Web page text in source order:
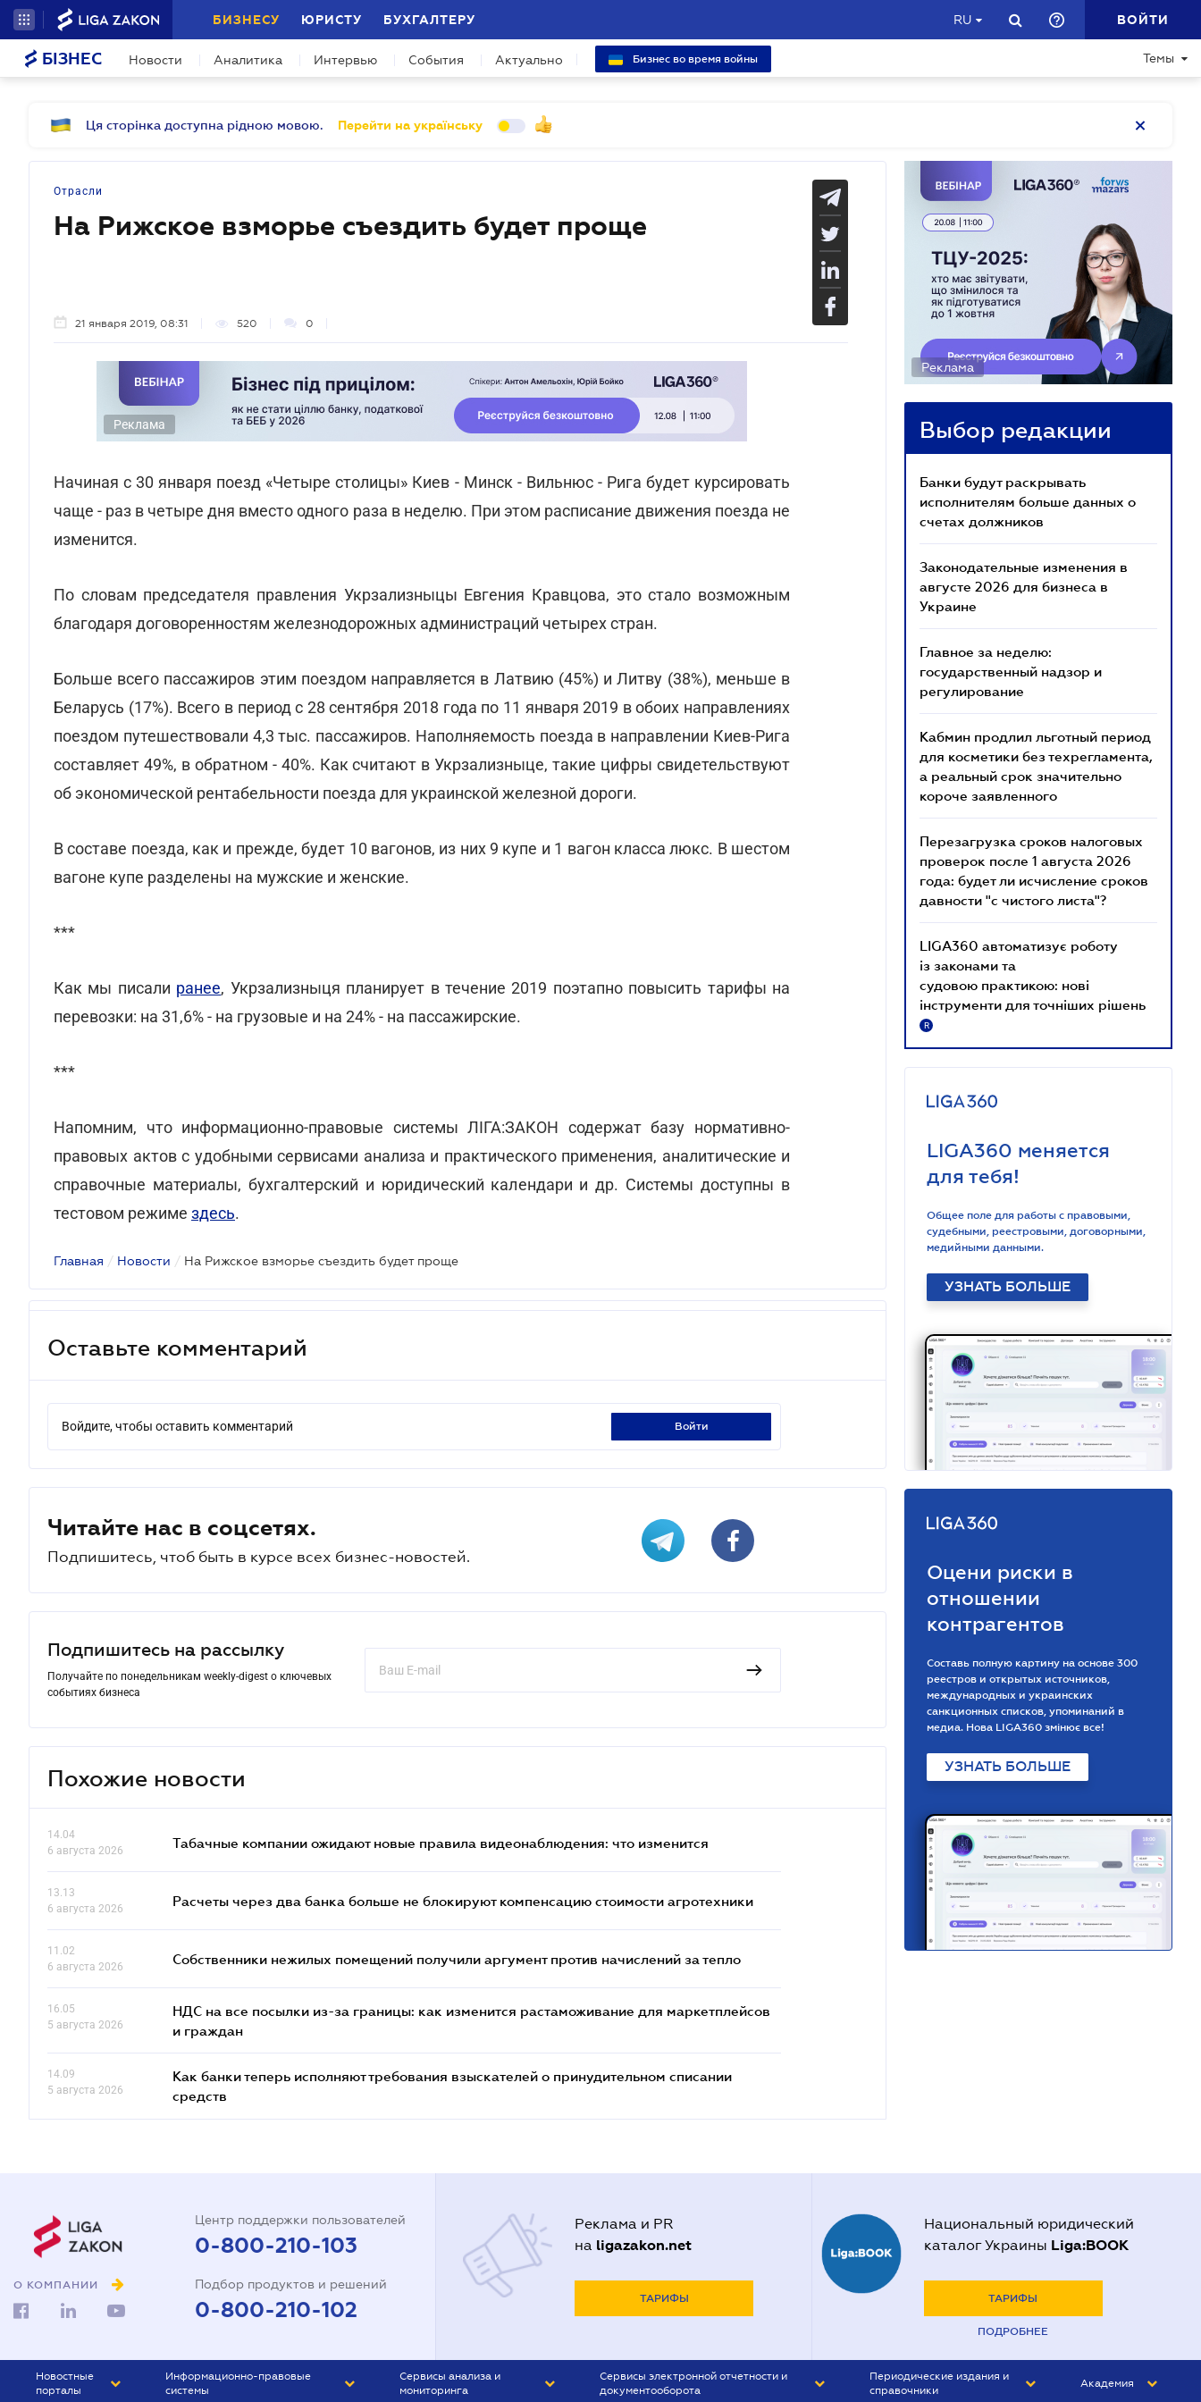
БИЗНЕСУ ЮРИСТУ БУХГАЛТЕРУ RU ВОЙТИ
БІЗНЕС Новости Аналитика Интервью События Актуально Бизнес во время войны Темы
Ця сторінка доступна рідною мовою. Перейти на українську
Отрасли
На Рижское взморье съездить будет проще
21 января 2019, 08:31 520 0
Реклама
Начиная с 30 января поезд «Четыре столицы» Киев - Минск - Вильнюс - Рига будет курсировать
чаще - раз в четыре дня вместо одного раза в неделю. При этом расписание движения поезда не
изменится.
По словам председателя правления Укрзализныцы Евгения Кравцова, это стало возможным
благодаря договоренностям железнодорожных администраций четырех стран.
Больше всего пассажиров этим поездом направляется в Латвию (45%) и Литву (38%), меньше в
Беларусь (17%). Всего в период с 28 сентября 2018 года по 11 января 2019 в обоих направлениях
поездом путешествовали 4,3 тыс. пассажиров. Наполняемость поезда в направлении Киев-Рига
составляет 49%, в обратном - 40%. Как считают в Укрзализныце, такие цифры свидетельствуют
об экономической рентабельности поезда для украинской железной дороги.
В составе поезда, как и прежде, будет 10 вагонов, из них 9 купе и 1 вагон класса люкс. В шестом
вагоне купе разделены на мужские и женские.
***
Как мы писали ранее, Укрзализныця планирует в течение 2019 поэтапно повысить тарифы на
перевозки: на 31,6% - на грузовые и на 24% - на пассажирские.
***
Напомним, что информационно-правовые системы ЛІГА:ЗАКОН содержат базу нормативно-
правовых актов с удобными сервисами анализа и практического применения, аналитические и
справочные материалы, бухгалтерский и юридический календари и др. Системы доступны в
тестовом режиме здесь.
Главная / Новости / На Рижское взморье съездить будет проще
Оставьте комментарий
Войдите, чтобы оставить комментарий войти
Читайте нас в соцсетях.
Подпишитесь, чтоб быть в курсе всех бизнес-новостей.
Подпишитесь на рассылку
Получайте по понедельникам weekly-digest о ключевых
событиях бизнеса
Похожие новости
14.04
6 августа 2026
Табачные компании ожидают новые правила видеонаблюдения: что изменится
13.13
6 августа 2026
Расчеты через два банка больше не блокируют компенсацию стоимости агротехники
11.02
6 августа 2026
Собственники нежилых помещений получили аргумент против начислений за тепло
16.05
5 августа 2026
НДС на все посылки из-за границы: как изменится растаможивание для маркетплейсов
и граждан
14.09
5 августа 2026
Как банки теперь исполняют требования взыскателей о принудительном списании
средств
Реклама
Выбор редакции
Банки будут раскрывать
исполнителям больше данных о
счетах должников
Законодательные изменения в
августе 2026 для бизнеса в
Украине
Главное за неделю:
государственный надзор и
регулирование
Кабмин продлил льготный период
для косметики без техрегламента,
а реальный срок значительно
короче заявленного
Перезагрузка сроков налоговых
проверок после 1 августа 2026
года: будет ли исчисление сроков
давности "с чистого листа"?
LIGA360 автоматизує роботу
із законами та
судовою практикою: нові
інструменти для точніших рішень
R
LIGA360 меняется
для тебя!
Общее поле для работы с правовыми,
судебными, реестровыми, договорными,
медийными данными.
УЗНАТЬ БОЛЬШЕ
Оцени риски в
отношении
контрагентов
Составь полную картину на основе 300
реестров и открытых источников,
международных и украинских
санкционных списков, упоминаний в
медиа. Нова LIGA360 змінює все!
УЗНАТЬ БОЛЬШЕ
О КОМПАНИИ
Центр поддержки пользователей
0-800-210-103
Подбор продуктов и решений
0-800-210-102
Реклама и PR
на ligazakon.net
ТАРИФЫ
Национальный юридический
каталог Украины Liga:BOOK
ТАРИФЫ
ПОДРОБНЕЕ
Новостные
порталы
Информационно-правовые
системы
Сервисы анализа и
мониторинга
Сервисы электронной отчетности и
документооборота
Периодические издания и
справочники
Академия